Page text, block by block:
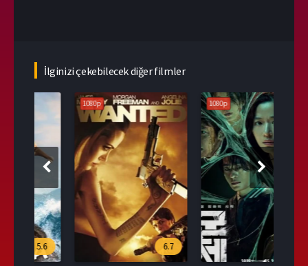
İlginizi çekebilecek diğer filmler
6.7
1080p
9.6